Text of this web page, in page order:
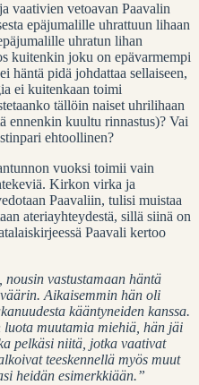
vaativien vetoavan Paavalin
epäjumalille uhrattuun lihaan
uhratun lihan
kuitenkin joku on epävarmempi
häntä pidä johdattaa sellaiseen,
ei kuitenkaan toimi
tällöin naiset uhrilihaan
ennenkin kuultu rinnastus)? Vai
ehtoollinen?
vuoksi toimii vain
Kirkon virka ja
Paavaliin, tulisi muistaa
ateriayhteydestä, sillä siinä on
Paavali kertoo
vastustamaan häntä
Aikaisemmin hän oli
kääntyneiden kanssa.
muutamia miehiä, hän jäi
pelkäsi niitä, jotka vaativat
teeskennellä myös muut
heidän esimerkkiään.”